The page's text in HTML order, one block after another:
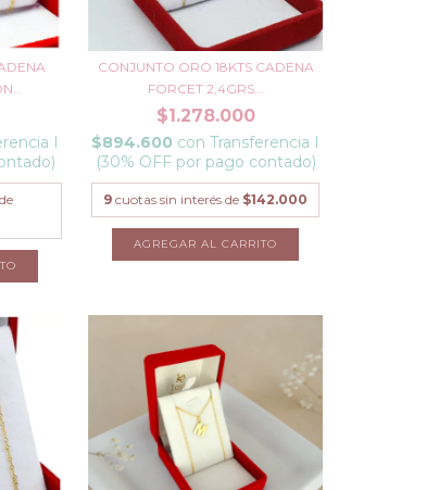
I
CONJUNTO ORO 18KTS CADENA
FORCET 2,4GRS...
$1.278.000
$894.600 con Transferencia I
(30% OFF por pago contado)
9 cuotas sin interés de $142.000